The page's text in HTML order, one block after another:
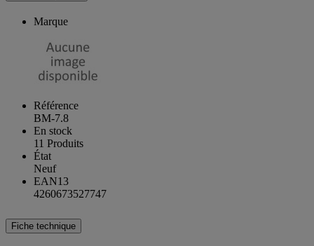
Marque
Référence
BM-7.8
En stock
11 Produits
État
Neuf
EAN13
4260673527747
Fiche technique